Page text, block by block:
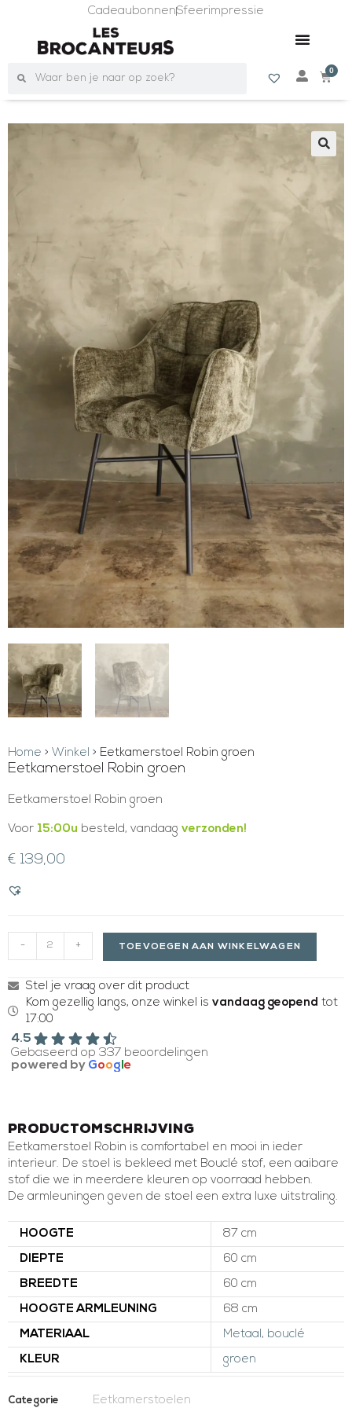
CadeaubonnenSfeerimpressie
0
Home > Winkel > Eetkamerstoel Robin groen
Eetkamerstoel Robin groen
Eetkamerstoel Robin groen
Voor 15:00u besteld, vandaag verzonden!
€ 139,00
- + TOEVOEGEN AAN WINKELWAGEN
Stel je vraag over dit product
Kom gezellig langs, onze winkel is vandaag geopend tot
17:00
4.5
Gebaseerd op 337 beoordelingen
powered by Goog e
Productomschrijving
Eetkamerstoel Robin is comfortabel en mooi in ieder
interieur. De stoel is bekleed met Bouclé stof, een aaibare
stof die we in meerdere kleuren op voorraad hebben.
De armleuningen geven de stoel een extra luxe uitstraling.
HOOGTE 87 cm
DIEPTE 60 cm
BREEDTE 60 cm
HOOGTE ARMLEUNING 68 cm
MATERIAAL Metaal , bouclé
KLEUR groen
Categorie Eetkamerstoelen